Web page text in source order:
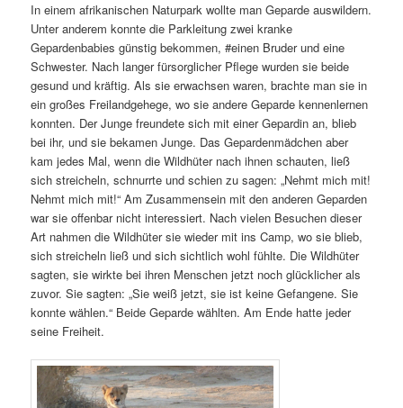
In einem afrikanischen Naturpark wollte man Geparde auswildern.
Unter anderem konnte die Parkleitung zwei kranke
Gepardenbabies günstig bekommen, #einen Bruder und eine
Schwester. Nach langer fürsorglicher Pflege wurden sie beide
gesund und kräftig. Als sie erwachsen waren, brachte man sie in
ein großes Freilandgehege, wo sie andere Geparde kennenlernen
konnten. Der Junge freundete sich mit einer Gepardin an, blieb
bei ihr, und sie bekamen Junge. Das Gepardenmädchen aber
kam jedes Mal, wenn die Wildhüter nach ihnen schauten, ließ
sich streicheln, schnurrte und schien zu sagen: „Nehmt mich mit!
Nehmt mich mit!“ Am Zusammensein mit den anderen Geparden
war sie offenbar nicht interessiert. Nach vielen Besuchen dieser
Art nahmen die Wildhüter sie wieder mit ins Camp, wo sie blieb,
sich streicheln ließ und sich sichtlich wohl fühlte. Die Wildhüter
sagten, sie wirkte bei ihren Menschen jetzt noch glücklicher als
zuvor. Sie sagten: „Sie weiß jetzt, sie ist keine Gefangene. Sie
konnte wählen.“ Beide Geparde wählten. Am Ende hatte jeder
seine Freiheit.